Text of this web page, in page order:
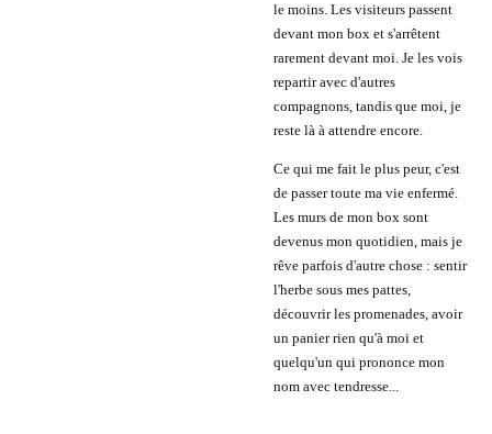
le moins. Les visiteurs passent
devant mon box et s'arrêtent
rarement devant moi. Je les vois
repartir avec d'autres
compagnons, tandis que moi, je
reste là à attendre encore.
Ce qui me fait le plus peur, c'est
de passer toute ma vie enfermé.
Les murs de mon box sont
devenus mon quotidien, mais je
rêve parfois d'autre chose : sentir
l'herbe sous mes pattes,
découvrir les promenades, avoir
un panier rien qu'à moi et
quelqu'un qui prononce mon
nom avec tendresse...